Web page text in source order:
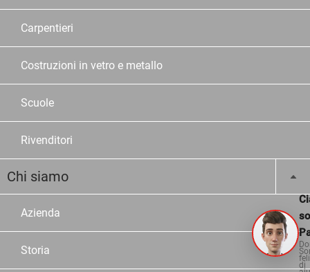
Carpentieri
Costruzioni in vetro e metallo
Scuole
Rivenditori
Chi siamo
Azienda
Storia
di